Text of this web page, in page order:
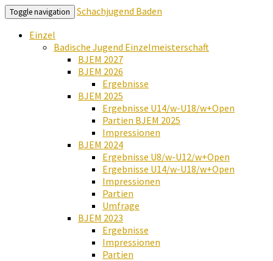
Toggle navigation
Schachjugend Baden
Einzel
Badische Jugend Einzelmeisterschaft
BJEM 2027
BJEM 2026
Ergebnisse
BJEM 2025
Ergebnisse U14/w-U18/w+Open
Partien BJEM 2025
Impressionen
BJEM 2024
Ergebnisse U8/w-U12/w+Open
Ergebnisse U14/w-U18/w+Open
Impressionen
Partien
Umfrage
BJEM 2023
Ergebnisse
Impressionen
Partien